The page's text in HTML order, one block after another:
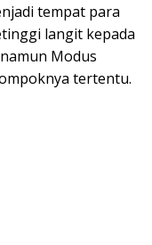
tempat para
langit kepada
Modus
tertentu.